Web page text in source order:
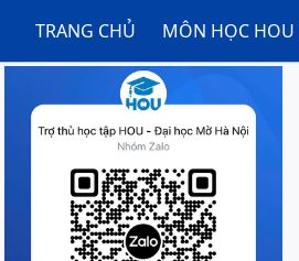
TRANG CHỦ MÔN HỌC HOU